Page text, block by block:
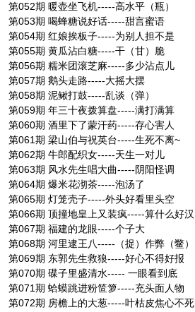
第052期 暖壶坐飞机-----高水平（瓶）
第053期 喝蜂糖说好话-----甜言蜜语
第054期 红娘挨板子-----为别人担不是
第055期 黄瓜沾白糖-----干（甘）脆
第056期 糯米团滚芝麻-----多少沾点儿
第057期 鹅头走路-----大摇大摆
第058期 泥鳅打鼓-----乱谈（弹）
第059期 年三十夜拨算盘-----满打满算
第060期 酒里下了蒙汗药-----存心害人
第061期 梁山伯与祝英台-----生死不离~
第062期 牛郎配织女-----天生一对儿
第063期 风水先生唱大曲-----阴阳怪调
第064期 爆米花沏茶-----泡汤了
第065期 灯笼壳子-----外头好看里头空
第066期 顶撞地皇上又装疯-----算什么好汉
第067期 福建的龙眼-----个子大
第068期 河里逮王八-----（捉）作弊（鳖）
第069期 东郭先生救狼-----好心不得好报
第070期 碟子里盛清水----- 一眼看到底
第071期 蛤蟆跳进粉笸箩-----充头面人物
第072期 房檐上的大葱-----叶枯皮焦心不死